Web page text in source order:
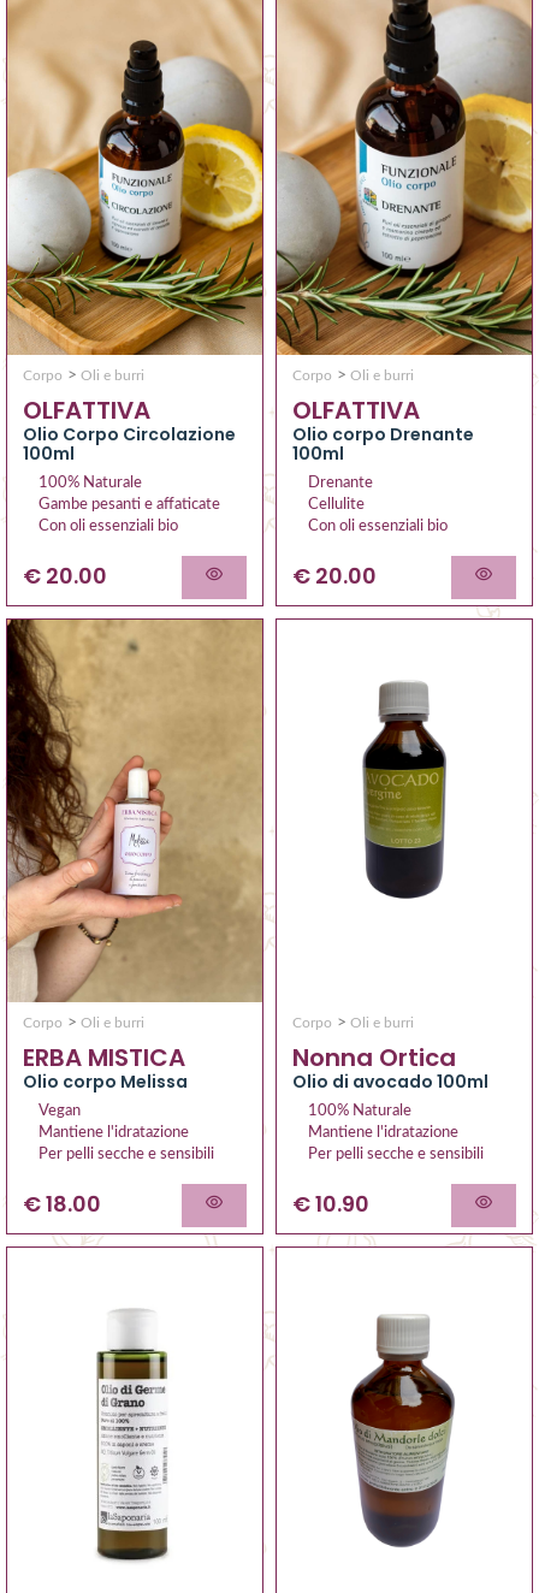
Corpo > Oli e burri
OLFATTIVA
Olio Corpo Circolazione
100ml
100% Naturale
Gambe pesanti e affaticate
Con oli essenziali bio
€ 20.00
Corpo > Oli e burri
OLFATTIVA
Olio corpo Drenante
100ml
Drenante
Cellulite
Con oli essenziali bio
€ 20.00
Corpo > Oli e burri
ERBA MISTICA
Olio corpo Melissa
Vegan
Mantiene l'idratazione
Per pelli secche e sensibili
€ 18.00
Corpo > Oli e burri
Nonna Ortica
Olio di avocado 100ml
100% Naturale
Mantiene l'idratazione
Per pelli secche e sensibili
€ 10.90